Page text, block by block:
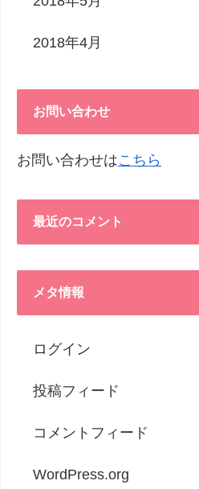
2018年4月
お問い合わせ
お問い合わせはこちら
最近のコメント
メタ情報
ログイン
投稿フィード
コメントフィード
WordPress.org